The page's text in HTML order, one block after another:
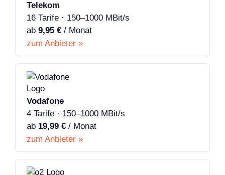
Telekom
16 Tarife · 150–1000 MBit/s
ab 9,95 € / Monat
zum Anbieter »
Vodafone
4 Tarife · 150–1000 MBit/s
ab 19,99 € / Monat
zum Anbieter »